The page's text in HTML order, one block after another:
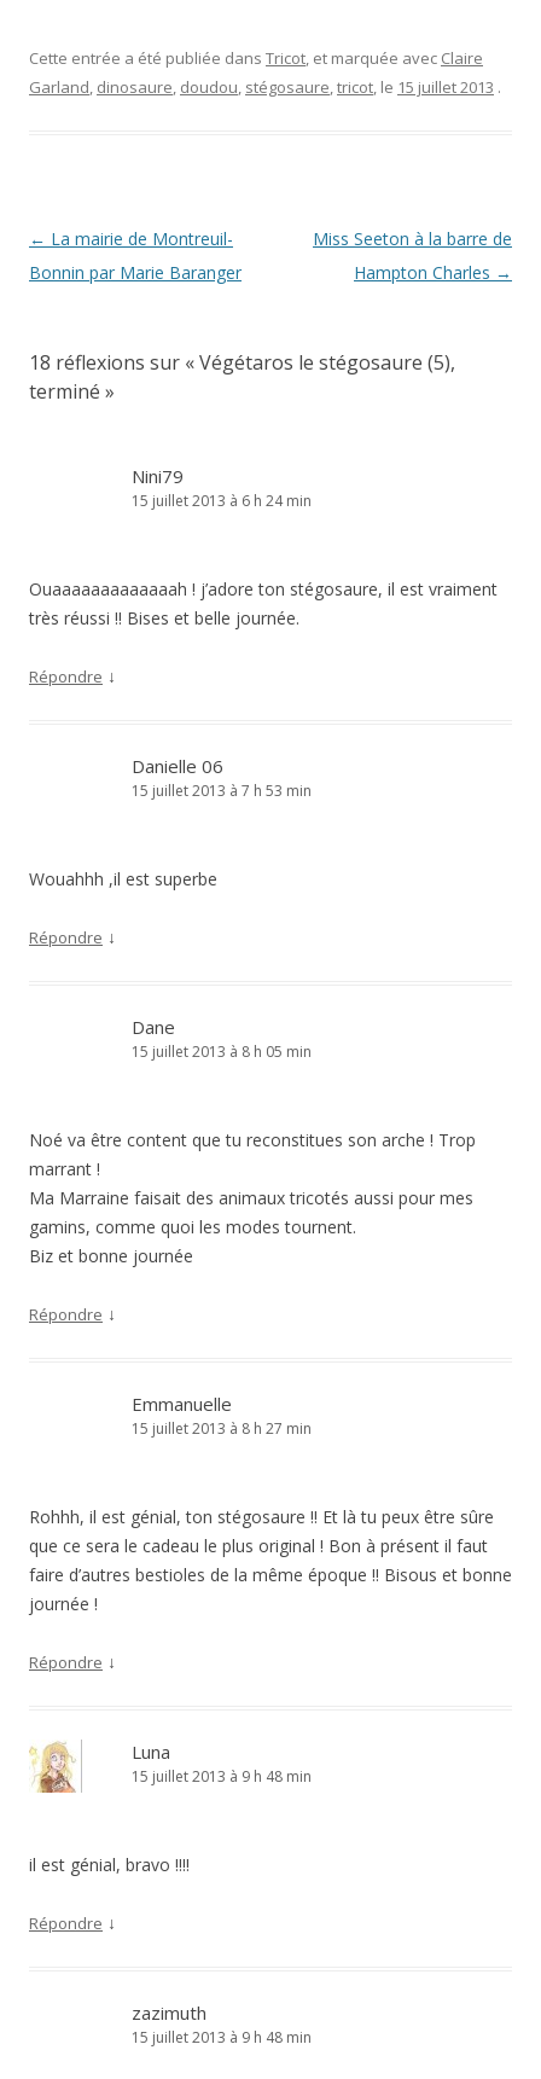
Cette entrée a été publiée dans Tricot, et marquée avec Claire
Garland, dinosaure, doudou, stégosaure,tricot, le 15 juillet 2013 .
Navigation
des
← La mairie de Montreuil-
Bonnin par Marie Baranger
Miss Seeton à la barre de
Hampton Charles →
18 réflexions sur «Végétaros le stégosaure (5),
terminé »
Nini79
15 juillet 2013 à 6 h 24 min
Ouaaaaaaaaaaaaah ! j’adore ton stégosaure, il est vraiment
très réussi !! Bises et belle journée.
Répondre ↓
Danielle 06
15 juillet 2013 à 7 h 53 min
Wouahhh ,il est superbe
Répondre ↓
Dane
15 juillet 2013 à 8 h 05 min
Noé va être content que tu reconstitues son arche ! Trop
marrant !
Ma Marraine faisait des animaux tricotés aussi pour mes
gamins, comme quoi les modes tournent.
Biz et bonne journée
Répondre ↓
Emmanuelle
15 juillet 2013 à 8 h 27 min
Rohhh, il est génial, ton stégosaure !! Et là tu peux être sûre
que ce sera le cadeau le plus original ! Bon à présent il faut
faire d’autres bestioles de la même époque !! Bisous et bonne
journée !
Répondre ↓
Luna
15 juillet 2013 à 9 h 48 min
il est génial, bravo !!!!
Répondre ↓
zazimuth
15 juillet 2013 à 9 h 48 min